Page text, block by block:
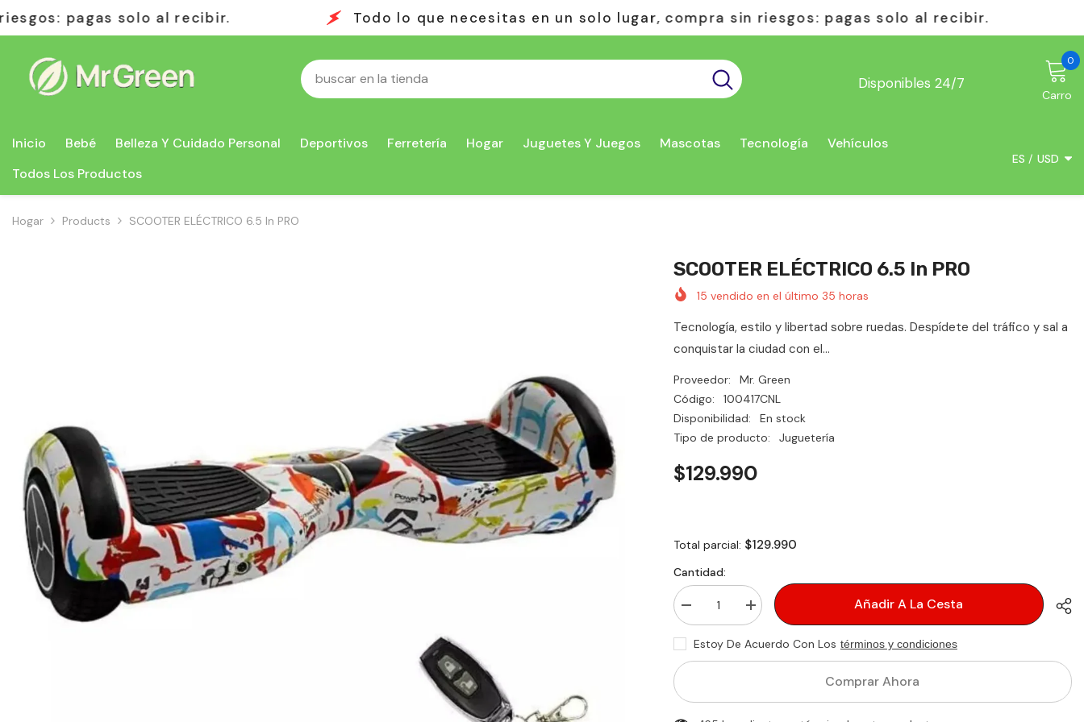
Todo lo que necesitas en un solo lugar, compra sin riesgos: pagas solo al recibir. Todo lo que necesitas
Disponibles 24/7
Carro
00
Inicio Bebé Belleza Y Cuidado Personal Deportivos Ferretería Hogar Juguetes Y Juegos Mascotas Tecnología
Vehículos
Todos Los Productos
ES
USD
Hogar Products SCOOTER ELÉCTRICO 6.5 In PRO
SCOOTER ELÉCTRICO 6.5 In PRO
15 vendido en el último 35 horas
Tecnología, estilo y libertad sobre ruedas. Despídete del tráfico y sal a
conquistar la ciudad con el...
Proveedor:
Mr. Green
Código:
100417CNL
Disponibilidad:
En stock
Tipo de producto:
Juguetería
$129.990
Total parcial: $129.990
Cantidad:
Disminuir
cantidad
para
SCOOTER
ELÉCTRICO
aumentar
la
para
SCOOTER
Añadir A La Cesta
Estoy De Acuerdo Con Los términos y condiciones
Comprar Ahora